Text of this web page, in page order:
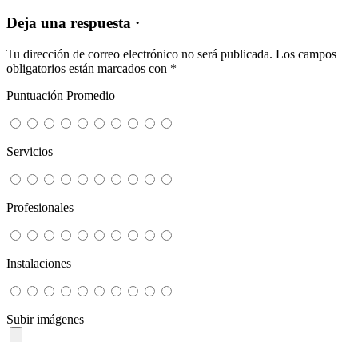
Deja una respuesta ·
Tu dirección de correo electrónico no será publicada. Los campos
obligatorios están marcados con *
Puntuación Promedio
Servicios
Profesionales
Instalaciones
Subir imágenes